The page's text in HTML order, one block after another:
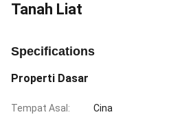
Tanah Liat
Specifications
Properti Dasar
Tempat Asal: Cina